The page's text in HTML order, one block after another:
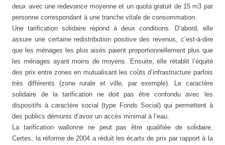
deux avec une redevance moyenne et un quota gratuit de 15 m3 par
personne correspondant à une tranche vitale de consommation.
Une tarification solidaire répond à deux conditions. D’abord, elle
assure une certaine redistribution positive des revenus, c’est-à-dire
que les ménages les plus aisés paient proportionnellement plus que
les ménages ayant moins de moyens. Ensuite, elle rétablit l’équité
des prix entre zones en mutualisant les coûts d’infrastructure parfois
très différents (zone rurale et ville, par exemple). Le caractère
solidaire de la tarification ne doit pas être confondu avec les
dispositifs à caractère social (type Fonds Social) qui permettent à
des publics démunis d’avoir un accès minimal à l’eau.
La tarification wallonne ne peut pas être qualifiée de solidaire.
Certes, la réforme de 2004 a réduit les écarts de prix par rapport à la